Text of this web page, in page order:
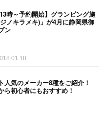
時～予約開始】グランピング施
ノキラメキ)」が4月に静岡県御
ン
人気のメーカー8種をご紹介！
ら初心者にもおすすめ！